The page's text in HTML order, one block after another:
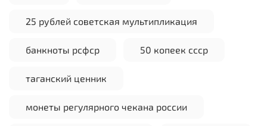
25 рублей советская мультипликация
банкноты рсфср 50 копеек ссср
таганский ценник
монеты регулярного чекана россии